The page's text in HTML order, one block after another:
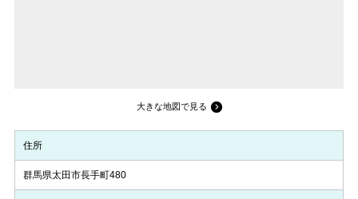
大きな地図で見る
住所
群馬県太田市長手町480